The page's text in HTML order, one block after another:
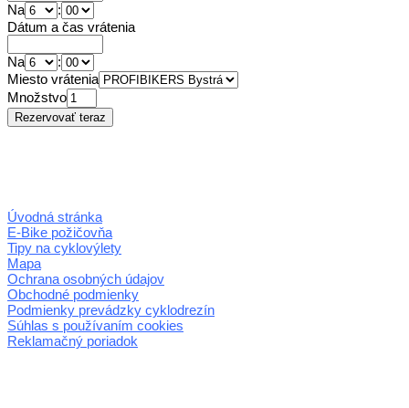
Na
:
Dátum a čas vrátenia
Na
:
Miesto vrátenia
Množstvo
Úvodná stránka
E-Bike požičovňa
Tipy na cyklovýlety
Mapa
Ochrana osobných údajov
Obchodné podmienky
Podmienky prevádzky cyklodrezín
Súhlas s používaním cookies
Reklamačný poriadok